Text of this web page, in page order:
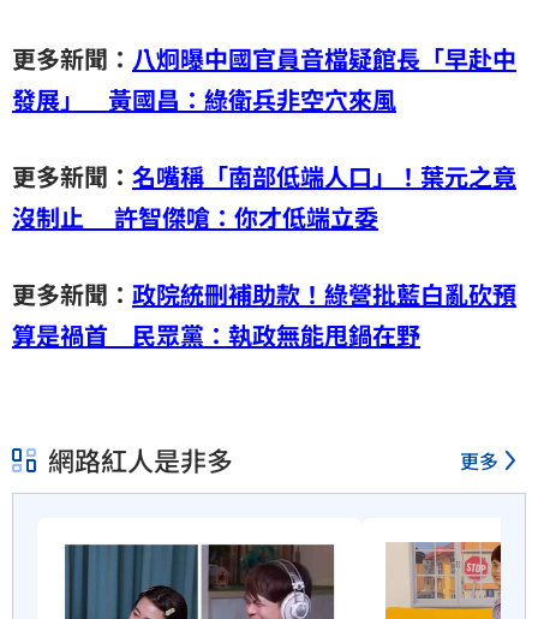
更多新聞： 八炯曝中國官員音檔疑館長「早赴中
發展」 黃國昌：綠衛兵非空穴來風
更多新聞： 名嘴稱「南部低端人口」！葉元之竟
沒制止 許智傑嗆：你才低端立委
更多新聞： 政院統刪補助款！綠營批藍白亂砍預
算是禍首 民眾黨：執政無能甩鍋在野
網路紅人是非多 更多